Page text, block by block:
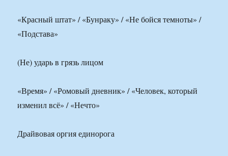
«Красный штат» / «Бунраку» / «Не бойся темноты» /
«Подстава»
(Не) ударь в грязь лицом
«Время» / «Ромовый дневник» / «Человек, который
изменил всё» / «Нечто»
Драйвовая оргия единорога